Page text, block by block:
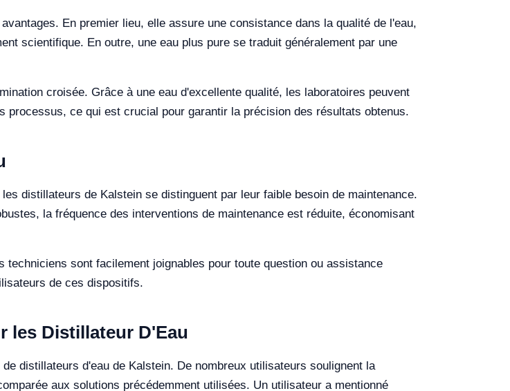
En premier lieu, elle assure une consistance dans la qualité de l'eau,
scientifique. En outre, une eau plus pure se traduit généralement par une
croisée. Grâce à une eau d'excellente qualité, les laboratoires peuvent
ce qui est crucial pour garantir la précision des résultats obtenus.
distillateurs de Kalstein se distinguent par leur faible besoin de maintenance.
la fréquence des interventions de maintenance est réduite, économisant
sont facilement joignables pour toute question ou assistance
de ces dispositifs.
les Distillateur D'Eau
distillateurs d'eau de Kalstein. De nombreux utilisateurs soulignent la
aux solutions précédemment utilisées. Un utilisateur a mentionné